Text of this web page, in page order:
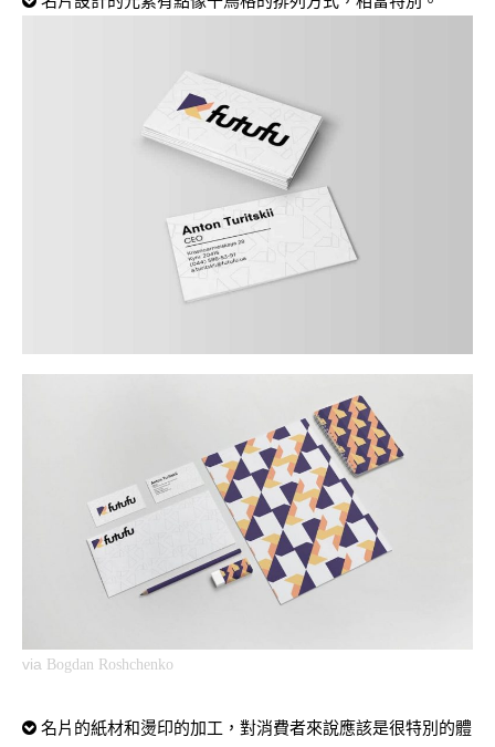
via Bogdan Roshchenko
名片的紙材和燙印的加工，對消費者來說應該是很特別的體